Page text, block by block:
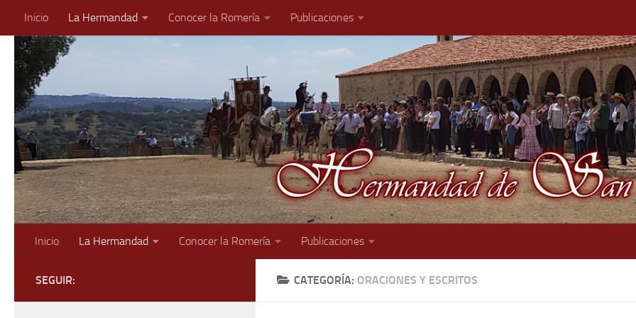
Saltar al contenido
Inicio La Hermandad Conocer la Romería Publicaciones
Inicio La Hermandad Conocer la Romería Publicaciones
CATEGORÍA: ORACIONES Y ESCRITOS
SEGUIR: